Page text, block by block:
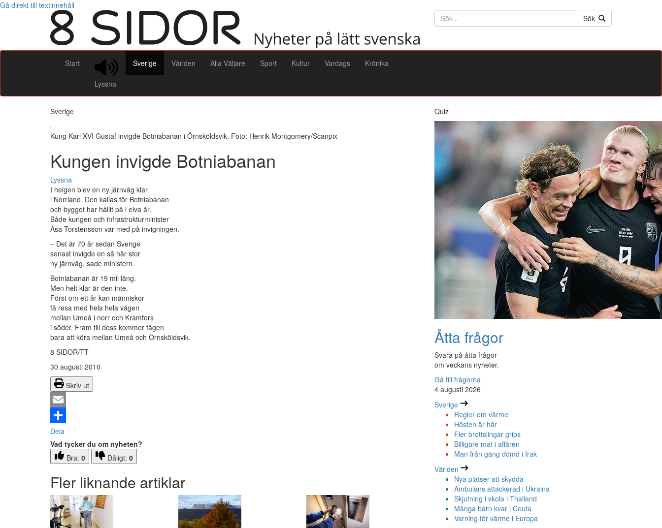
Gå direkt till textinnehåll
Söktext
Sök
Start
Lyssna
Sverige Världen Alla Väljare Sport Kultur Vardags Krönika
Sverige
Kung Karl XVI Gustaf invigde Botniabanan i Örnsköldsvik. Foto: Henrik Montgomery/Scanpix
Kungen invigde Botniabanan
Lyssna
I helgen blev en ny järnväg klar
i Norrland. Den kallas för Botniabanan
och bygget har hållit på i elva år.
Både kungen och infrastrukturminister
Åsa Torstensson var med på invigningen.
– Det är 70 år sedan Sverige
senast invigde en så här stor
ny järnväg, sade ministern.
Botniabanan är 19 mil lång.
Men helt klar är den inte.
Först om ett år kan människor
få resa med hela hela vägen
mellan Umeå i norr och Kramfors
i söder. Fram till dess kommer tågen
bara att köra mellan Umeå och Örnsköldsvik.
8 SIDOR/TT
30 augusti 2010
Skriv ut
Email
Dela
Vad tycker du om nyheten?
Bra: 0 Dåligt: 0
Fler liknande artiklar
Quiz
Åtta frågor
Svara på åtta frågor
om veckans nyheter.
Gå till frågorna
4 augusti 2026
Sverige
Regler om värme
Hösten är här
Fler brottslingar grips
Billigare mat i affären
Man från gäng dömd i Irak
Världen
Nya platser att skydda
Ambulans attackerad i Ukraina
Skjutning i skola i Thailand
Många barn kvar i Ceuta
Varning för värme i Europa